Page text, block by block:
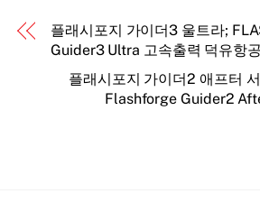
플래시포지 가이더3 울트라;
Guider3 Ultra 고속출력 덕유항공
플래시포지 가이더2 애프터
Flashforge Guider2